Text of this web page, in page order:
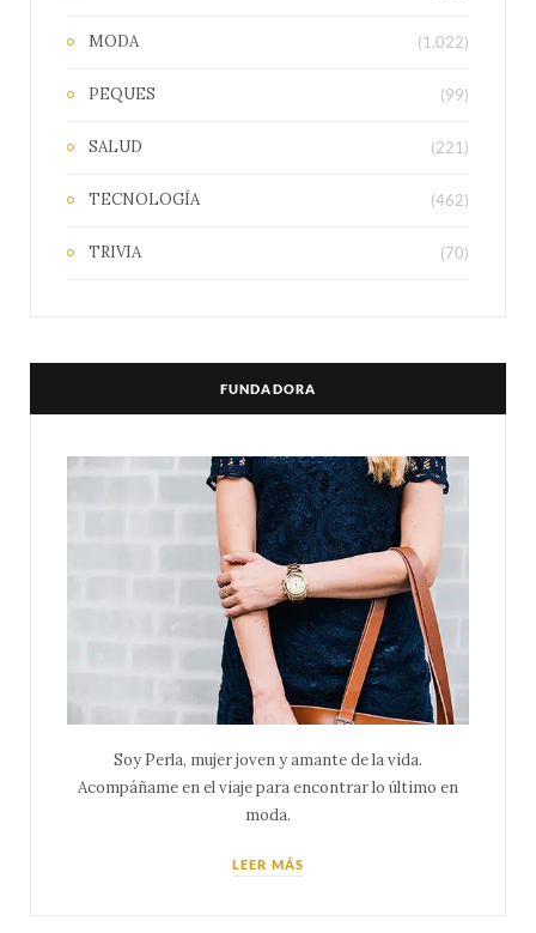
MODA (1.022)
PEQUES (99)
SALUD (221)
TECNOLOGÍA (462)
TRIVIA (70)
FUNDADORA
Soy Perla, mujer joven y amante de la vida.
Acompáñame en el viaje para encontrar lo último en
moda.
LEER MÁS